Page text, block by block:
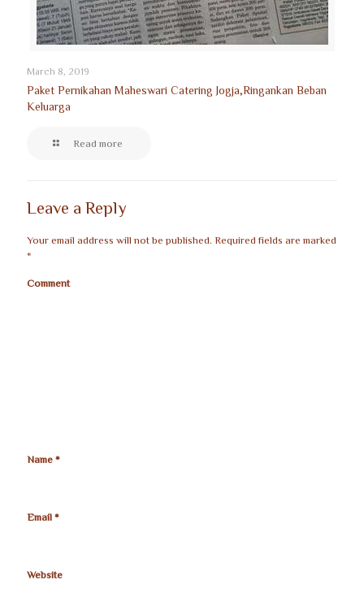
March 8, 2019
Paket Pernikahan Maheswari Catering Jogja,Ringankan Beban
Keluarga
Read more
Leave a Reply
Your email address will not be published. Required fields are marked
*
Comment
Name *
Email *
Website